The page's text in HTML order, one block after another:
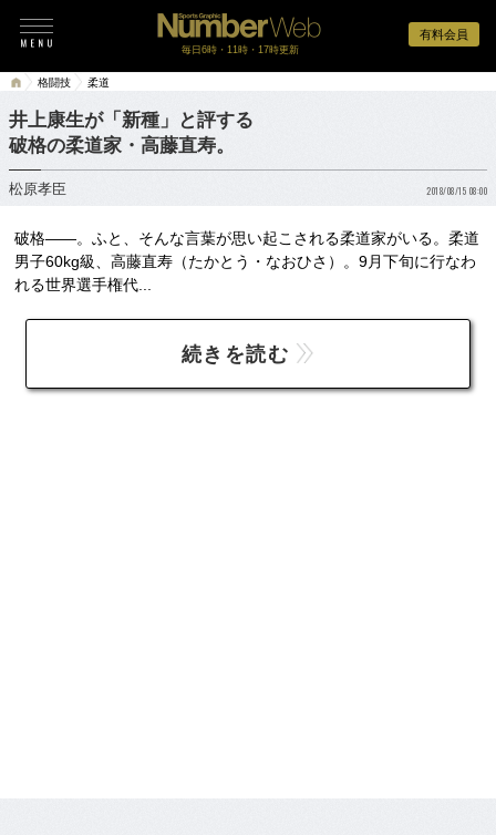
有料会員
毎日6時・11時・17時更新
格闘技 柔道
井上康生が「新種」と評する
破格の柔道家・高藤直寿。
松原孝臣 2018/08/15 08:00
破格――。ふと、そんな言葉が思い起こされる柔道家がいる。柔道
男子60kg級、高藤直寿（たかとう・なおひさ）。9月下旬に行なわ
れる世界選手権代...
続きを読む